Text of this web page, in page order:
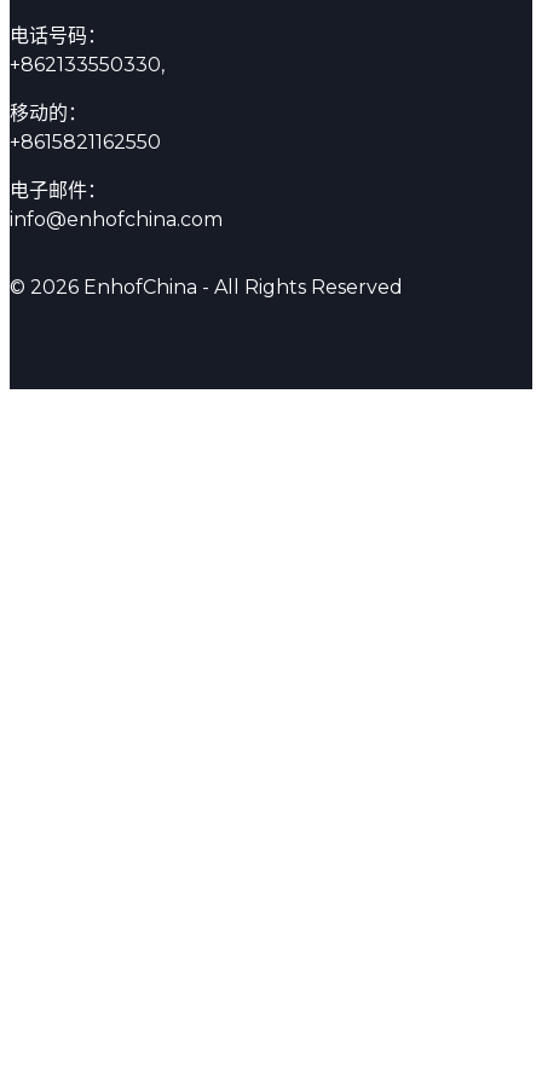
电话号码：
+862133550330,
移动的：
+8615821162550
电子邮件：
info@enhofchina.com
© 2026 EnhofChina - All Rights Reserved